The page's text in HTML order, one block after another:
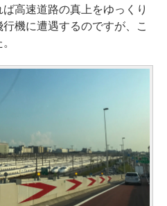
高速道路の真上をゆっくり
機に遭遇するのですが、こ